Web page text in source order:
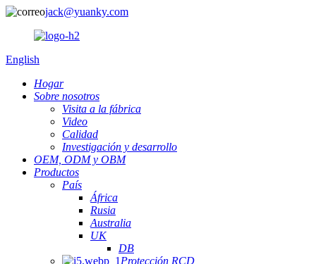
jack@yuanky.com
English
Hogar
Sobre nosotros
Visita a la fábrica
Video
Calidad
Investigación y desarrollo
OEM, ODM y OBM
Productos
País
África
Rusia
Australia
UK
DB
Protección RCD